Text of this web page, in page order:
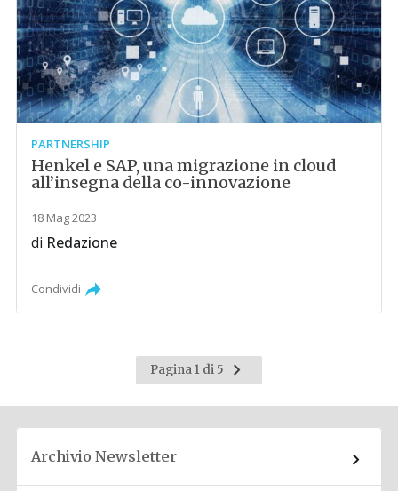
PARTNERSHIP
Henkel e SAP, una migrazione in cloud
all’insegna della co-innovazione
18 Mag 2023
di Redazione
Condividi
Pagina 1 di 5
Pagina
successiva
Archivio Newsletter